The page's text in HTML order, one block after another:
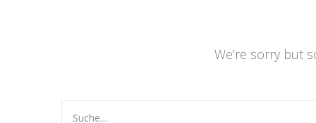
We’re sorry but